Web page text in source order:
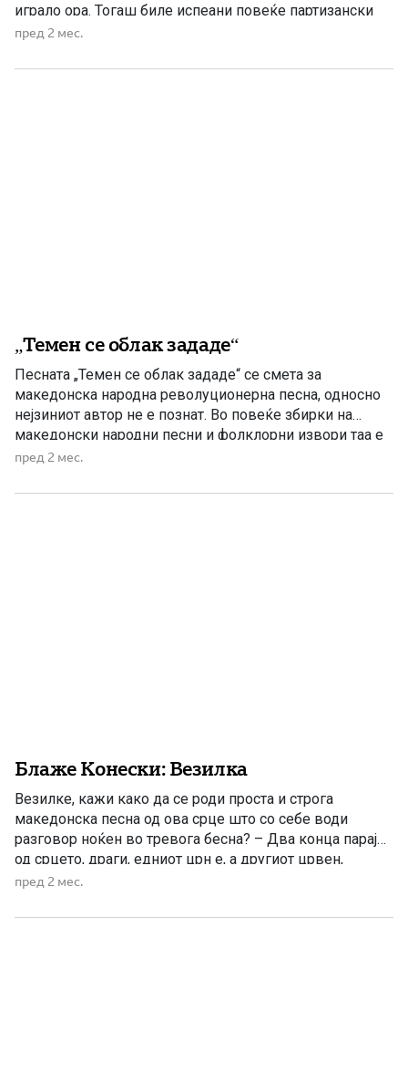
играло ора. Тогаш биле испеани повеќе партизански
борбени песни, како и песните „Офицери, браќа мили“
командантот Дончо се договорил со позадината за
пред 2 мес.
„Темен се облак зададе“
Песната „Темен се облак зададе“ се смета за
македонска народна револуционерна песна, односно
нејзиниот автор не е познат. Во повеќе збирки на
македонски народни песни и фолклорни извори таа е
заведена како песна од македонскиот народен
македонското револуционерно движење од крајот на
пред 2 мес.
Блаже Конески: Везилка
Везилке, кажи како да се роди проста и строга
македонска песна од ова срце што со себе води
разговор ноќен во тревога бесна? – Два конца парај
од срцето, драги, едниот црн е, а другиот црвен,
едниот буди морничави таги, другиот копнеж и светол
копнеж […]
пред 2 мес.